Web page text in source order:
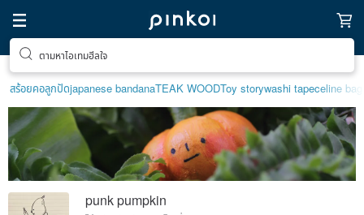
ค้นหางานดีไซน์ไม่ซ้ำใคร
สร้อยคอลูกปัดjapanese bandanaTEAK WOODToy storywashi tapeceline
punk pumpkin